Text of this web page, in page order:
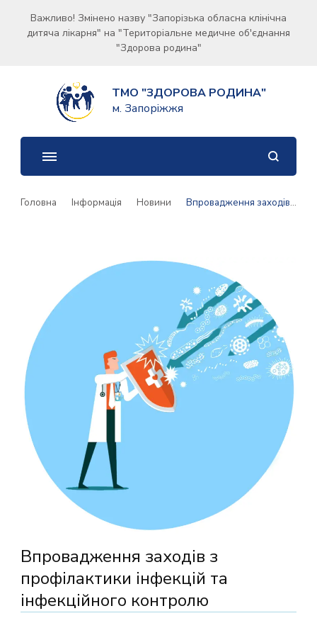
Важливо! Змінено назву "Запорізька обласна клінічна
дитяча лікарня" на "Територіальне медичне об'єднання
"Здорова родина"
ТМО "ЗДОРОВА РОДИНА"
м. Запоріжжя
Головна Інформація Новини Впровадження заходів з профілактики інфекцій та інфекційного контролю
Впровадження заходів з
профілактики інфекцій та
інфекційного контролю